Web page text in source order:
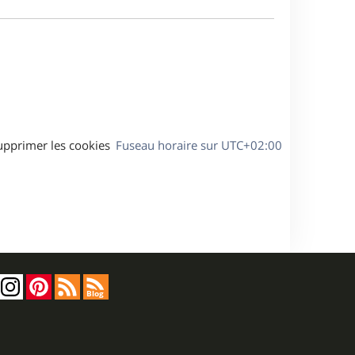
Fuseau horaire sur UTC+02:00
les cookies